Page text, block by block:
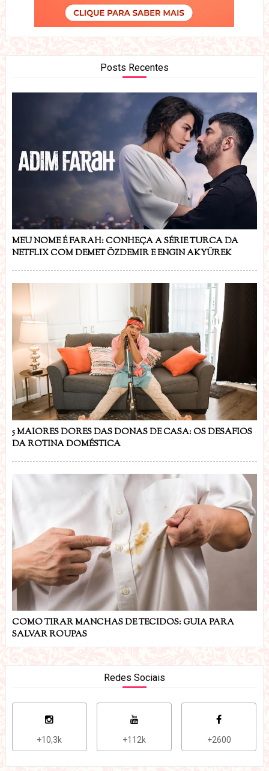
Posts Recentes
MEU NOME É FARAH: CONHEÇA A SÉRIE TURCA DA
NETFLIX COM DEMET ÖZDEMIR E ENGIN AKYÜREK
5 MAIORES DORES DAS DONAS DE CASA: OS DESAFIOS
DA ROTINA DOMÉSTICA
COMO TIRAR MANCHAS DE TECIDOS: GUIA PARA
SALVAR ROUPAS
Redes Sociais
+10,3k +112k +2600